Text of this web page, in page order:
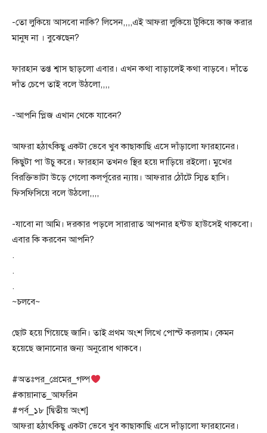
-তো লুকিয়ে আসবো নাকি? লিসেন,,,,এই আফরা লুকিয়ে টুকিয়ে কাজ করার
মানুষ না । বুঝেছেন?
ফারহান তপ্ত শ্বাস ছাড়লো এবার। এখন কথা বাড়ালেই কথা বাড়বে। দাঁতে
দাঁত চেপে তাই বলে উঠলো,,,,
-আপনি প্লিজ এখান থেকে যাবেন?
আফরা হঠাৎকিছু একটা ভেবে খুব কাছাকাছি এসে দাঁড়ালো ফারহানের।
কিছুটা পা উচু করে। ফারহান তখনও স্থির হয়ে দাড়িয়ে রইলো। মুখের
বিরক্তিভাটা উড়ে গেলো কলর্পূরের ন্যায়। আফরার ঠোঁটে স্মিত হাসি।
ফিসফিসিয়ে বলে উঠলো,,,,
-যাবো না আমি। দরকার পড়লে সারারাত আপনার হন্টড হাউসেই থাকবো।
এবার কি করবেন আপনি?
.
.
.
~চলবে~
ছোট হয়ে গিয়েছে জানি। তাই প্রথম অংশ লিখে পোস্ট করলাম। কেমন
হয়েছে জানানোর জন্য অনুরোধ থাকবে।
#অতঃপর_প্রেমের_গল্প
#কায়ানাত_আফরিন
#পর্ব_১৮ [দ্বিতীয় অংশ]
আফরা হঠাৎকিছু একটা ভেবে খুব কাছাকাছি এসে দাঁড়ালো ফারহানের।